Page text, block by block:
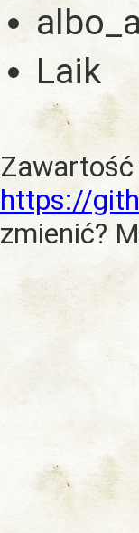
Laik
https://
zmienić?